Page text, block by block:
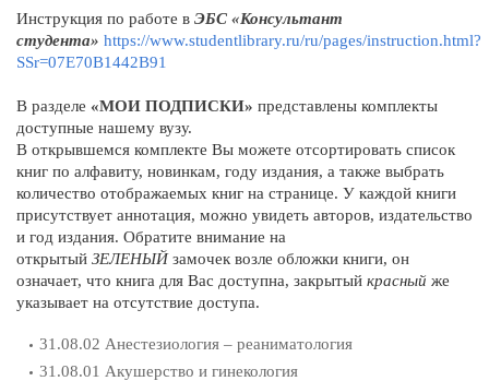
Инструкция по работе в ЭБС «Консультант
студента» https://www.studentlibrary.ru/ru/pages/instruction.html?
SSr=07E70B1442B91
В разделе «МОИ ПОДПИСКИ» представлены комплекты
доступные нашему вузу.
В открывшемся комплекте Вы можете отсортировать список
книг по алфавиту, новинкам, году издания, а также выбрать
количество отображаемых книг на странице. У каждой книги
присутствует аннотация, можно увидеть авторов, издательство
и год издания. Обратите внимание на
открытый ЗЕЛЕНЫЙзамочек возле обложки книги, он
означает, что книга для Вас доступна, закрытый красный же
указывает на отсутствие доступа.
31.08.02 Анестезиология – реаниматология
31.08.01 Акушерство и гинекология